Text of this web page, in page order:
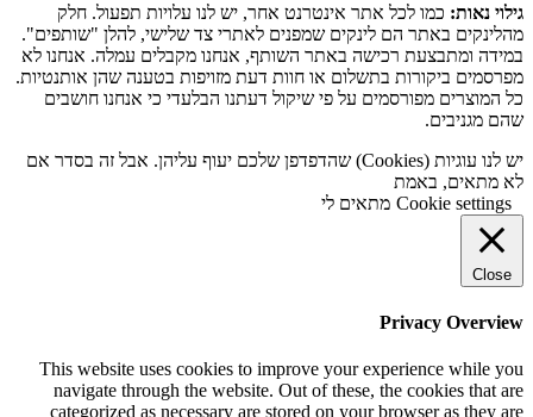
גילוי נאות: כמו לכל אתר אינטרנט אחר, יש לנו עלויות תפעול. חלק
מהלינקים באתר הם לינקים שמפנים לאתרי צד שלישי, להלן "שותפים".
במידה ומתבצעת רכישה באתר השותף, אנחנו מקבלים עמלה. אנחנו לא
מפרסמים ביקורות בתשלום או חוות דעת מזויפות בטענה שהן אותנטיות.
כל המוצרים מפורסמים על פי שיקול דעתנו הבלעדי כי אנחנו חושבים
שהם מגניבים.
יש לנו עוגיות (Cookies) שהדפדפן שלכם יעוף עליהן. אבל זה בסדר אם
לא מתאים, באמת
Cookie settings מתאים לי
Close
Privacy Overview
This website uses cookies to improve your experience while you
navigate through the website. Out of these, the cookies that are
categorized as necessary are stored on your browser as they are